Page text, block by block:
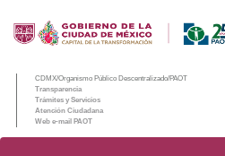
CDMX/Organismo Público Descentralizado/PAOT
Transparencia
Trámites y Servicios
Atención Ciudadana
Web e-mail PAOT